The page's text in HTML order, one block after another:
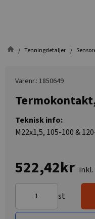
Tenningdetaljer
Varenr.: 1850649
Teknisk info:
M22x1,5, 105-100 &
522,42kr inkl.
st